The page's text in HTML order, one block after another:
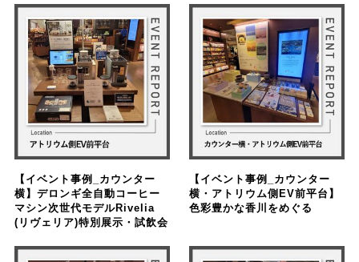
【イベント事例_カウンター
横】デロンギ全自動コーヒー
マシン次世代モデルRivelia
(リヴェリア)特別展示・試飲会
【イベント事例_カウンター
横・アトリウム側EV前平台】
色彩豊かな香川をめぐる